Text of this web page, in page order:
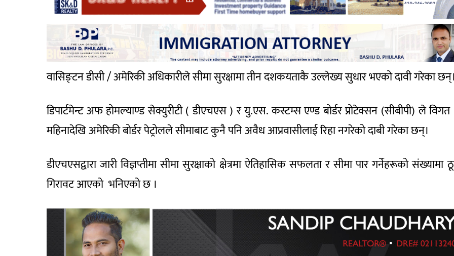
वासिङ्टन डीसी / अमेरिकी अधिकारीले सीमा सुरक्षामा तीन दशकयताकै उल्लेख्य सुधार भएको दावी गरेका
डिपार्टमेन्ट अफ होमल्याण्ड सेक्युरीटी ( डीएचएस ) र यु.एस. कस्टम्स एण्ड बोर्डर प्रोटेक्सन (सीबीपी) ले
महिनादेखि अमेरिकी बोर्डर पेट्रोलले सीमाबाट कुनै पनि अवैध आप्रवासीलाई रिहा नगरेको दाबी गरेका छन्।
डीएचएसद्वारा जारी विज्ञप्तीमा सीमा सुरक्षाको क्षेत्रमा ऐतिहासिक सफलता र सीमा पार गर्नेहरूको संख्यामा
गिरावट आएको भनिएको छ ।